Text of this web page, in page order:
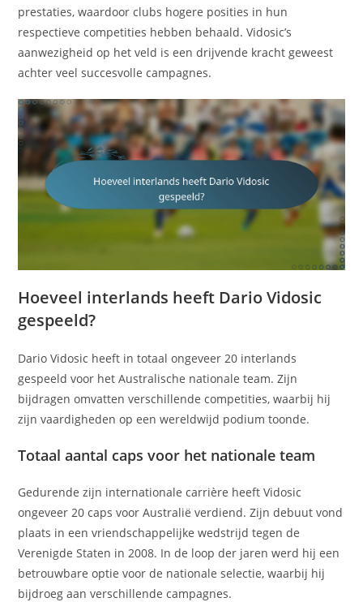
prestaties, waardoor clubs hogere posities in hun
respectieve competities hebben behaald. Vidosic’s
aanwezigheid op het veld is een drijvende kracht geweest
achter veel succesvolle campagnes.
Hoeveel interlands heeft Dario Vidosic
gespeeld?
Dario Vidosic heeft in totaal ongeveer 20 interlands
gespeeld voor het Australische nationale team. Zijn
bijdragen omvatten verschillende competities, waarbij hij
zijn vaardigheden op een wereldwijd podium toonde.
Totaal aantal caps voor het nationale team
Gedurende zijn internationale carrière heeft Vidosic
ongeveer 20 caps voor Australië verdiend. Zijn debuut vond
plaats in een vriendschappelijke wedstrijd tegen de
Verenigde Staten in 2008. In de loop der jaren werd hij een
betrouwbare optie voor de nationale selectie, waarbij hij
bijdroeg aan verschillende campagnes.